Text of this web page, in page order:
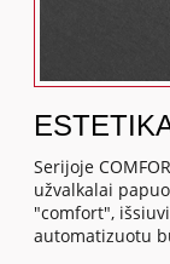
Serijoje
užvalkalai
"comfort",
automatizuotu